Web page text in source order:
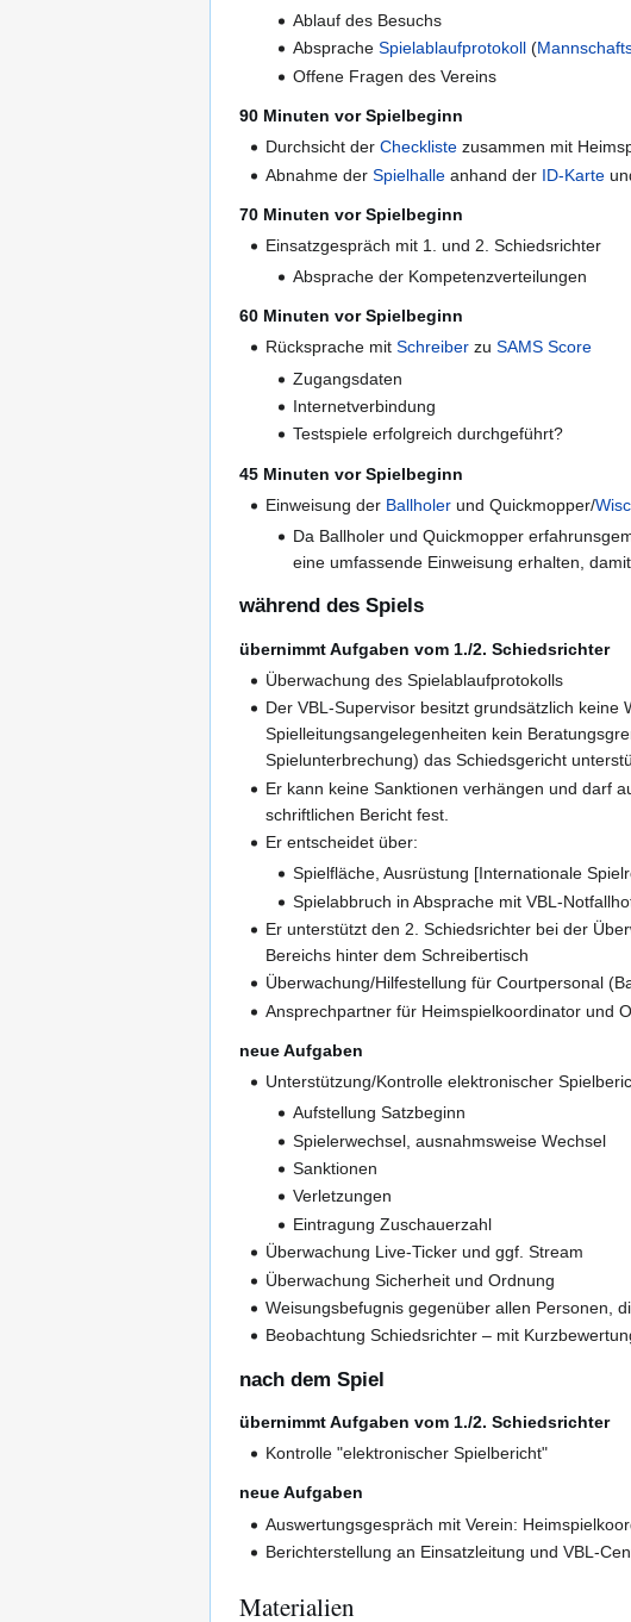
Ablauf des Besuchs
Absprache Spielablaufprotokoll(
Offene Fragen des Vereins
90 Minuten vor Spielbeginn
Durchsicht derCheckliste zusammen mit
Abnahme derSpielhalle anhand der ID-Karte
70 Minuten vor Spielbeginn
Einsatzgespräch mit 1. und 2. Schiedsrichter
Absprache der Kompetenzverteilungen
60 Minuten vor Spielbeginn
Rücksprache mitSchreiber zuSAMS Score
Zugangsdaten
Internetverbindung
Testspiele erfolgreich durchgeführt?
45 Minuten vor Spielbeginn
Einweisung der Ballholer und Quickmopper/
Da Ballholer und Quickmopper
eine umfassende Einweisung erhalten,
während des Spiels
übernimmt Aufgaben vom 1./2. Schiedsrichter
Überwachung des Spielablaufprotokolls
Der VBL-Supervisor besitzt grundsätzlich keine
Spielleitungsangelegenheiten kein
Spielunterbrechung) das Schiedsgericht
Er kann keine Sanktionen verhängen und darf
schriftlichen Bericht fest.
Er entscheidet über:
Spielfläche, Ausrüstung [Internationale
Spielabbruch in Absprache mit VBL-
Er unterstützt den 2. Schiedsrichter bei der
Bereichs hinter dem Schreibertisch
Überwachung/Hilfestellung für Courtpersonal
Ansprechpartner für Heimspielkoordinator und
neue Aufgaben
Unterstützung/Kontrolle elektronischer
Aufstellung Satzbeginn
Spielerwechsel, ausnahmsweise Wechsel
Sanktionen
Verletzungen
Eintragung Zuschauerzahl
Überwachung Live-Ticker und ggf. Stream
Überwachung Sicherheit und Ordnung
Weisungsbefugnis gegenüber allen Personen,
Beobachtung Schiedsrichter – mit
nach dem Spiel
übernimmt Aufgaben vom 1./2. Schiedsrichter
Kontrolle "elektronischer Spielbericht"
neue Aufgaben
Auswertungsgespräch mit Verein:
Berichterstellung an Einsatzleitung und VBL-
Materialien